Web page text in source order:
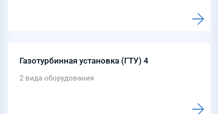
Газотурбинная установка (ГТУ) 4
2 вида оборудования